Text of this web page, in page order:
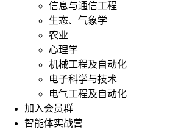
信息与通信工程
生态、气象学
农业
心理学
机械工程及自动化
电子科学与技术
电气工程及自动化
加入会员群
智能体实战营